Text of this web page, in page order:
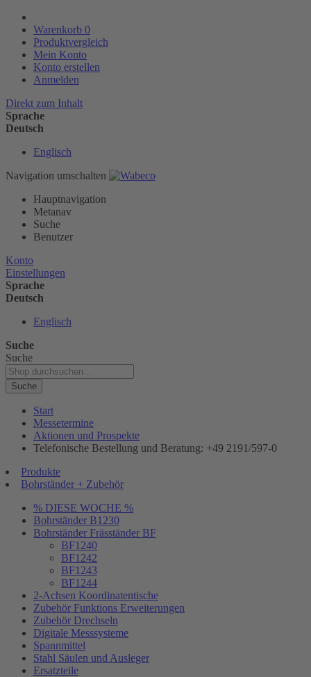
Warenkorb 0
Produktvergleich
Mein Konto
Konto erstellen
Anmelden
Direkt zum Inhalt
Sprache
Deutsch
Englisch
Navigation umschalten
Hauptnavigation
Metanav
Suche
Benutzer
Konto
Einstellungen
Sprache
Deutsch
Englisch
Suche
Suche
Suche
Start
Messetermine
Aktionen und Prospekte
Telefonische Bestellung und Beratung: +49 2191/597-0
Produkte
Bohrständer + Zubehör
% DIESE WOCHE %
Bohrständer B1230
Bohrständer Fräsständer BF
BF1240
BF1242
BF1243
BF1244
2-Achsen Koordinatentische
Zubehör Funktions Erweiterungen
Zubehör Drechseln
Digitale Messsysteme
Spannmittel
Stahl Säulen und Ausleger
Ersatzteile